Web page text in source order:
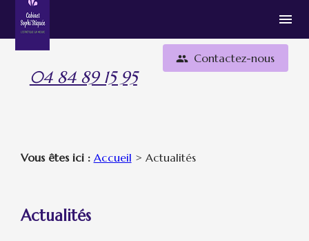
menu
04 84 89 15 95
people Contactez-nous
Vous êtes ici : Accueil > Actualités
Actualités
Panneau de gestion des cookies